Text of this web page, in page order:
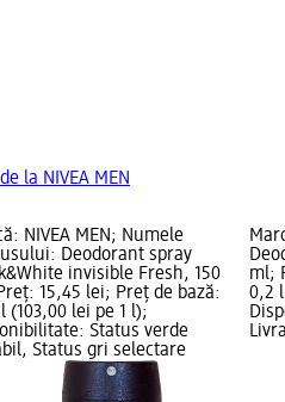
la NIVEA MEN
NIVEA MEN; Numele
Deodorant spray
invisible Fresh, 150
15,45 lei; Preț de bază:
(103,00 lei pe 1 l);
Status verde
Status gri selectare
ml;
0,2